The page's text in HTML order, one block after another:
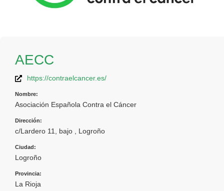
AECC
https://contraelcancer.es/
Nombre:
Asociación Española Contra el Cáncer
Dirección:
c/Lardero 11, bajo , Logroño
Ciudad:
Logroño
Provincia:
La Rioja